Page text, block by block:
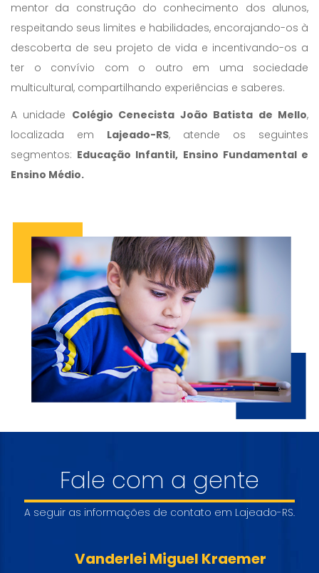
mentor da construção do conhecimento dos alunos,
respeitando seus limites e habilidades, encorajando-os à
descoberta de seu projeto de vida e incentivando-os a
ter o convívio com o outro em uma sociedade
multicultural, compartilhando experiências e saberes.
A unidade Colégio Cenecista João Batista de Mello,
localizada em Lajeado-RS, atende os seguintes
segmentos: Educação Infantil, Ensino Fundamental e
Ensino Médio.
Fale com a gente
A seguir as informações de contato em Lajeado-RS.
Vanderlei Miguel Kraemer